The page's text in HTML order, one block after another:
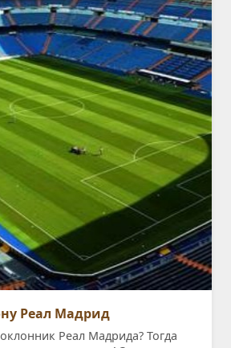
Реал Мадрид
Реал Мадрида? Тогда